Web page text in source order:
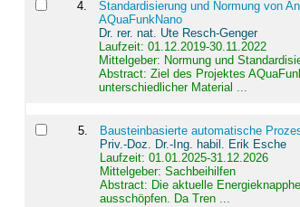
4.
Standardisierung und Normung von
AQuaFunkNano
Dr. rer. nat. Ute Resch-Genger
Laufzeit: 01.12.2019-30.11.2022
Mittelgeber: Normung und
Abstract:Ziel des Projektes
unterschiedlicher Material ...
5.
Bausteinbasierte automatische
Priv.-Doz. Dr.-Ing. habil. Erik Esche
Laufzeit: 01.01.2025-31.12.2026
Mittelgeber: Sachbeihilfen
Abstract: Die aktuelle
ausschöpfen. Da Tren ...